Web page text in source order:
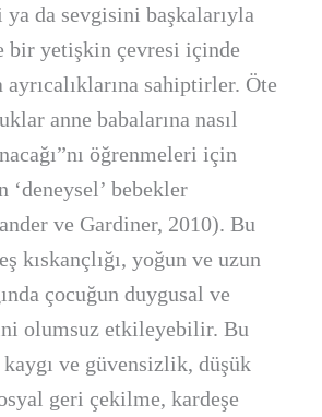
ya da sevgisini başkalarıyla
bir yetişkin çevresi içinde
sahiptirler. Öte
anne babalarına nasıl
öğrenmeleri için
‘deneysel’ bebekler
ve Gardiner, 2010). Bu
kıskançlığı, yoğun ve uzun
çocuğun duygusal ve
olumsuz etkileyebilir. Bu
ve güvensizlik, düşük
geri çekilme, kardeşe